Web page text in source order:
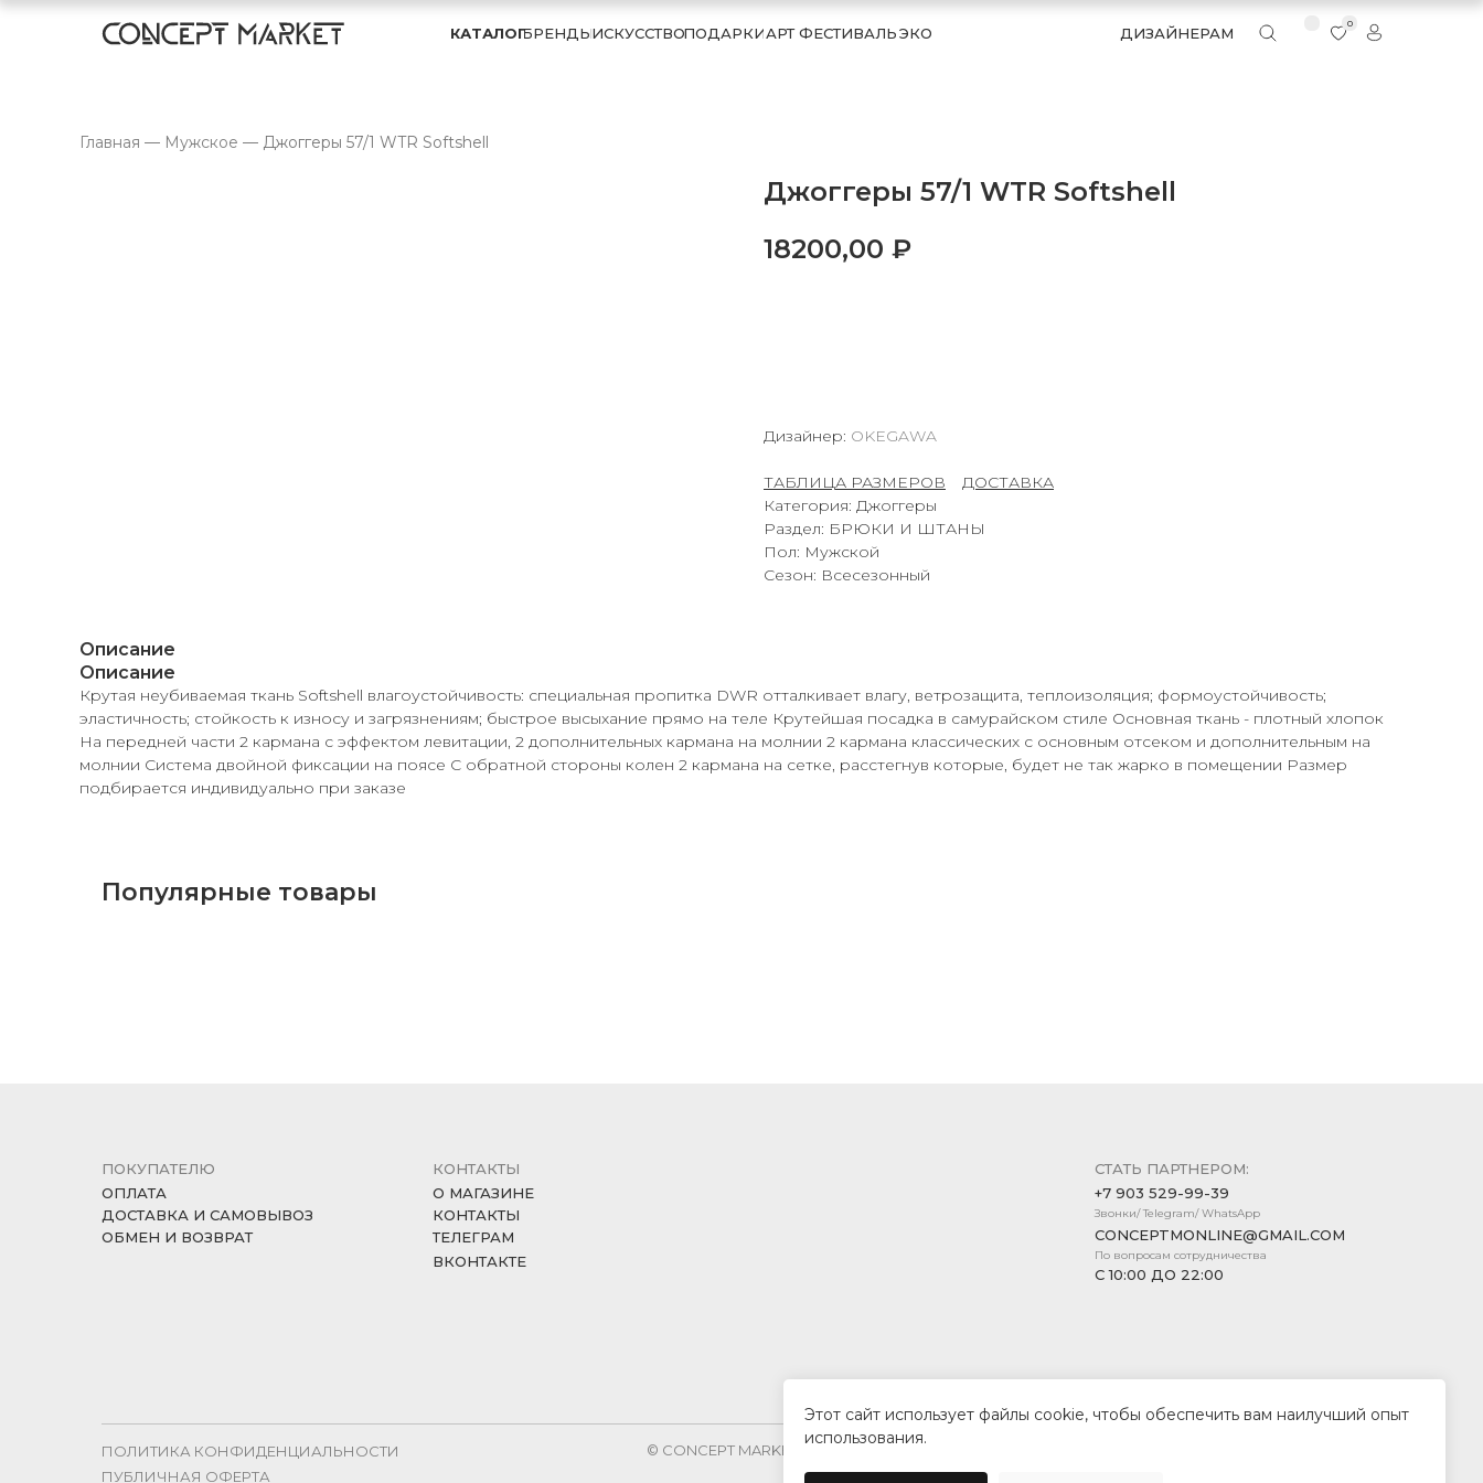
ДИЗАЙНЕРАМ
КАТАЛОГБРЕНДЫИСКУССТВОПОДАРКИАРТ ФЕСТИВАЛЬЭКО
0
Главная — Мужское — Джоггеры 57/1 WTR Softshell
Джоггеры 57/1 WTR Softshell
18200,00 ₽
Дизайнер: OKEGAWA
ТАБЛИЦА РАЗМЕРОВ
ДОСТАВКА
Категория: Джоггеры
Раздел: БРЮКИ И ШТАНЫ
Пол: Мужской
Сезон: Всесезонный
Описание
Описание
Крутая неубиваемая ткань Softshell влагоустойчивость: специальная пропитка DWR отталкивает влагу, ветрозащита, теплоизоляция; формоустойчивость;
эластичность; стойкость к износу и загрязнениям; быстрое высыхание прямо на теле Крутейшая посадка в самурайском стиле Основная ткань - плотный хлопок
На передней части 2 кармана с эффектом левитации, 2 дополнительных кармана на молнии 2 кармана классических с основным отсеком и дополнительным на
молнии Система двойной фиксации на поясе С обратной стороны колен 2 кармана на сетке, расстегнув которые, будет не так жарко в помещении Размер
подбирается индивидуально при заказе
Популярные товары
© CONCEPT MARKET, 2026
ПОЛИТИКА КОНФИДЕНЦИАЛЬНОСТИ
СТАТЬ ПАРТНЕРОМ:
+7 903 529-99-39
Звонки/ Telegram/ WhatsApp
CONCEPTMONLINE@GMAIL.COM
По вопросам сотрудничества
С 10:00 ДО 22:00
КОНТАКТЫ
О МАГАЗИНЕ
КОНТАКТЫ
ТЕЛЕГРАМ
ВКОНТАКТЕ
ПОКУПАТЕЛЮ
ОПЛАТА
ДОСТАВКА И САМОВЫВОЗ
ОБМЕН И ВОЗВРАТ
ПУБЛИЧНАЯ ОФЕРТА
Этот сайт использует файлы cookie, чтобы обеспечить вам наилучший опыт
использования.